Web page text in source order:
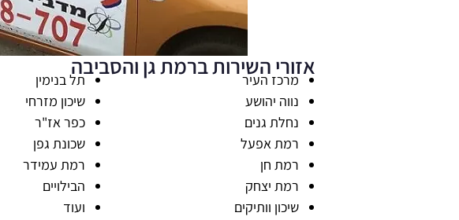
אזורי השירות ברמת גן והסביבה
מרכז העיר
נווה יהושע
נחלת גנים
רמת אפעל
רמת חן
רמת יצחק
שיכון וותיקים
תל בנימין
שיכון מזרחי
כפר אז"ר
שכונת גפן
רמת עמידר
הבילויים
ועוד